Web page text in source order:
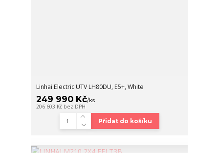
Linhai Electric UTV LH80DU, E5+, White
249 990 Kč/ks
206 603 Kč bez DPH
Přidat do košíku